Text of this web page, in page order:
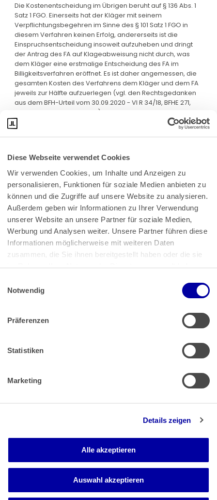
Diese Webseite verwendet Cookies
Wir verwenden Cookies, um Inhalte und Anzeigen zu
personalisieren, Funktionen für soziale Medien anbieten zu
können und die Zugriffe auf unsere Website zu analysieren.
Außerdem geben wir Informationen zu Ihrer Verwendung
unserer Website an unsere Partner für soziale Medien,
Werbung und Analysen weiter. Unsere Partner führen diese
Informationen möglicherweise mit weiteren Daten
zusammen, die Sie ihnen bereitgestellt haben oder die sie
im Rahmen Ihrer Nutzung der Dienste gesammelt haben.
Impressum
Notwendig
Präferenzen
Statistiken
Marketing
Details zeigen
Alle akzeptieren
Auswahl akzeptieren
Die Kostenentscheidung im Übrigen beruht auf § 136 Abs. 1
Satz 1 FGO. Einerseits hat der Kläger mit seinem
Verpflichtungsbegehren im Sinne des § 101 Satz 1 FGO in
diesem Verfahren keinen Erfolg, andererseits ist die
Einspruchsentscheidung insoweit aufzuheben und dringt
der Antrag des FA auf Klageabweisung nicht durch, was
dem Kläger eine erstmalige Entscheidung des FA im
Billigkeitsverfahren eröffnet. Es ist daher angemessen, die
gesamten Kosten des Verfahrens dem Kläger und dem FA
jeweils zur Hälfte aufzuerlegen (vgl. den Rechtsgedanken
aus dem BFH-Urteil vom 30.09.2020 - VI R 34/18, BFHE 271,
145, BStBl II 2021, 446, Rz 44).
Bundeskanzlerplatz 2
53113 Bonn
Pressemitteilungen|AGB
Impressum|Datenschutz
Muster Widerrufsformular (PDF)
Barrierefreiheit